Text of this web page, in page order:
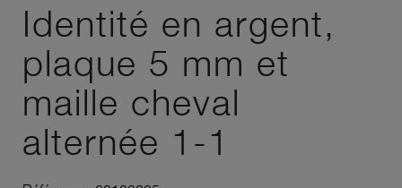
Identité en argent,
plaque 5 mm et
maille cheval
alternée 1-1